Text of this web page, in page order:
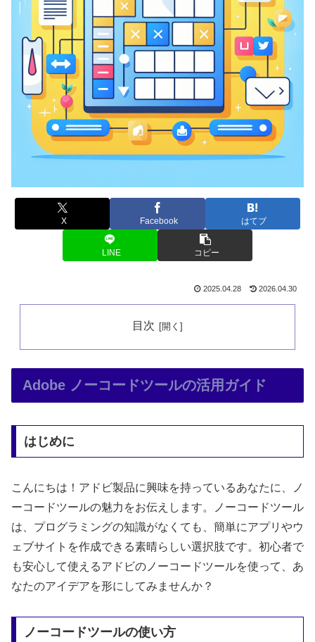
X Facebook はてブ
LINE コピー
2025.04.28 2026.04.30
目次
Adobe ノーコードツールの活用ガイド
はじめに
こんにちは！アドビ製品に興味を持っているあなたに、ノ
ーコードツールの魅力をお伝えします。ノーコードツール
は、プログラミングの知識がなくても、簡単にアプリやウ
ェブサイトを作成できる素晴らしい選択肢です。初心者で
も安心して使えるアドビのノーコードツールを使って、あ
なたのアイデアを形にしてみませんか？
ノーコードツールの使い方